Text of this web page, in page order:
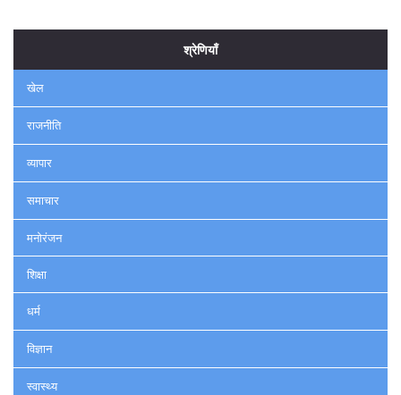
श्रेणियाँ
खेल
राजनीति
व्यापार
समाचार
मनोरंजन
शिक्षा
धर्म
विज्ञान
स्वास्थ्य